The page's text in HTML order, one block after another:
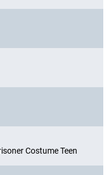
Costume Teen